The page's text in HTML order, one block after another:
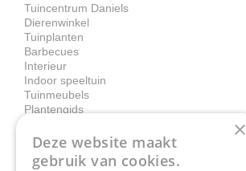
Tuincentrum Daniels
Dierenwinkel
Tuinplanten
Barbecues
Interieur
Indoor speeltuin
Tuinmeubels
Plantengids
Contact
×
Deze website maakt
gebruik van cookies.